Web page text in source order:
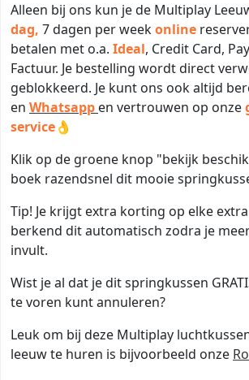
Alleen bij ons kun je de Multiplay
dag, 7 dagen per weekonline
betalen met o.a. Ideal, Credit Card,
Factuur. Je bestelling wordt direct
geblokkeerd. Je kunt ons ook altijd
en Whatsapp en vertrouwen op onze
service👌
Klik op de groene knop "bekijk
boek razendsnel dit mooie
Tip! Je krijgt extra korting op elke
berkend dit automatisch zodra je
invult.
Wist je al dat je dit springkussen
te voren kunt annuleren?
Leuk om bij deze Multiplay
leeuw te huren is bijvoorbeeld onze